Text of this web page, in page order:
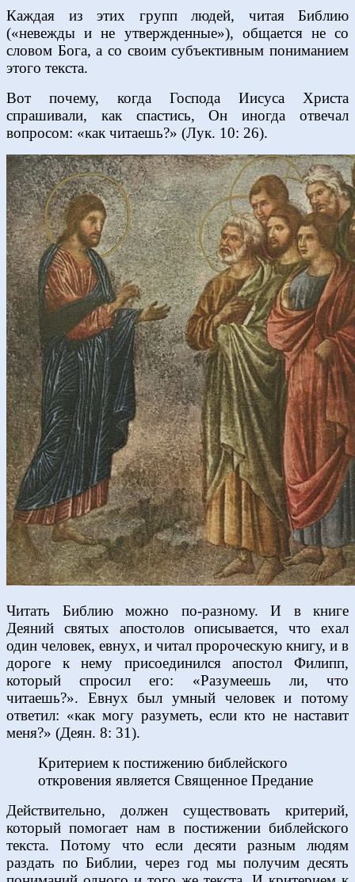
Каждая из этих групп людей, читая Библию
(«невежды и не утвержденные»), общается не со
словом Бога, а со своим субъективным пониманием
этого текста.
Вот почему, когда Господа Иисуса Христа
спрашивали, как спастись, Он иногда отвечал
вопросом: «как читаешь?» (Лук. 10: 26).
Читать Библию можно по-разному. И в книге
Деяний святых апостолов описывается, что ехал
один человек, евнух, и читал пророческую книгу, и в
дороге к нему присоединился апостол Филипп,
который спросил его: «Разумеешь ли, что
читаешь?». Евнух был умный человек и потому
ответил: «как могу разуметь, если кто не наставит
меня?» (Деян. 8: 31).
Критерием к постижению библейского
откровения является Священное Предание
Действительно, должен существовать критерий,
который помогает нам в постижении библейского
текста. Потому что если десяти разным людям
раздать по Библии, через год мы получим десять